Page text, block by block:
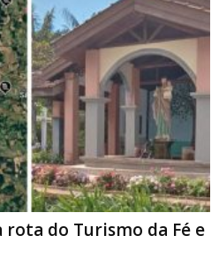
do Turismo da Fé e